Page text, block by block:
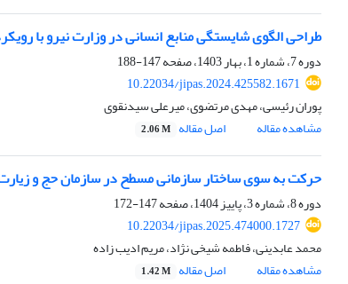
طراحی الگوی شایستگی منابع انسانی در وزارت نیرو با
دوره 7، شماره 1، بهار 1403، صفحه
147-188
10.22034/jipas.2024.425582.1671
پوران رئیسی، مهدی مرتضوی، میرعلی سیدنقوی
مشاهده مقاله
اصل مقاله 2.06 M
حرکت به سوی ساختار سازمانی مسطح در سازمان‌ حج و
دوره 8، شماره 3، پاییز 1404، صفحه
147-172
10.22034/jipas.2025.474000.1727
محمد عابدینی، فاطمه شیخی نژاد، مریم ادیب زاده
مشاهده مقاله
اصل مقاله 1.42 M